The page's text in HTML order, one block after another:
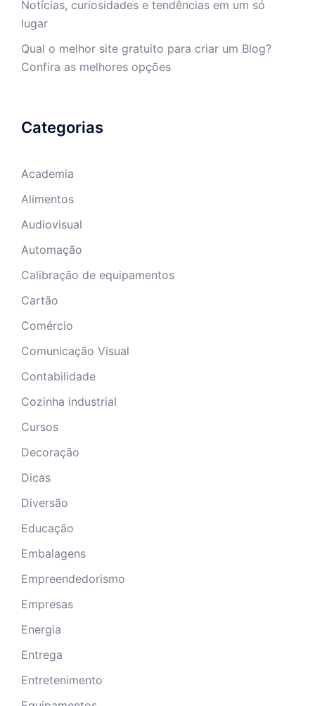
Notícias, curiosidades e tendências em um só
lugar
Qual o melhor site gratuito para criar um Blog?
Confira as melhores opções
Categorias
Academia
Alimentos
Audiovisual
Automação
Calibração de equipamentos
Cartão
Comércio
Comunicação Visual
Contabilidade
Cozinha industrial
Cursos
Decoração
Dicas
Diversão
Educação
Embalagens
Empreendedorismo
Empresas
Energia
Entrega
Entretenimento